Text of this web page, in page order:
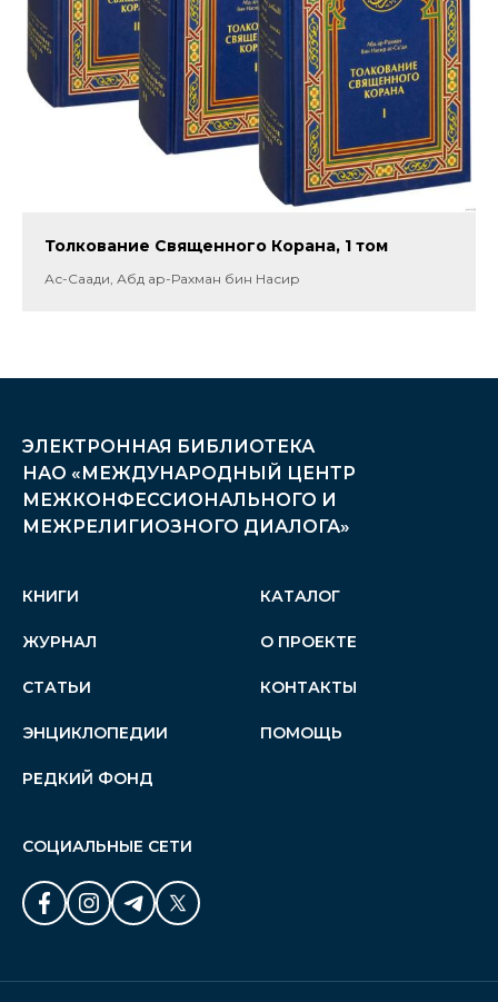
Толкование Священного Корана, 1 том
Ас-Саади, Абд ар-Рахман бин Насир
ЭЛЕКТРОННАЯ БИБЛИОТЕКА
НАО «МЕЖДУНАРОДНЫЙ ЦЕНТР
МЕЖКОНФЕССИОНАЛЬНОГО И
МЕЖРЕЛИГИОЗНОГО ДИАЛОГА»
КНИГИ
ЖУРНАЛ
СТАТЬИ
ЭНЦИКЛОПЕДИИ
РЕДКИЙ ФОНД
КАТАЛОГ
О ПРОЕКТЕ
КОНТАКТЫ
ПОМОЩЬ
СОЦИАЛЬНЫЕ СЕТИ